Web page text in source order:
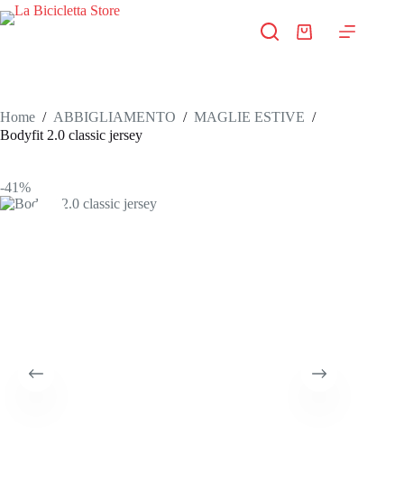
Salta
al
Carrello
Home / ABBIGLIAMENTO / MAGLIE ESTIVE /
Bodyfit 2.0 classic jersey
-41%